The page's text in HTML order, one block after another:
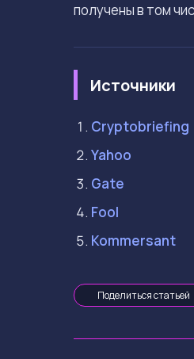
получены в том
Источники
Cryptobriefing
Yahoo
Gate
Fool
Kommersant
Поделиться статьей